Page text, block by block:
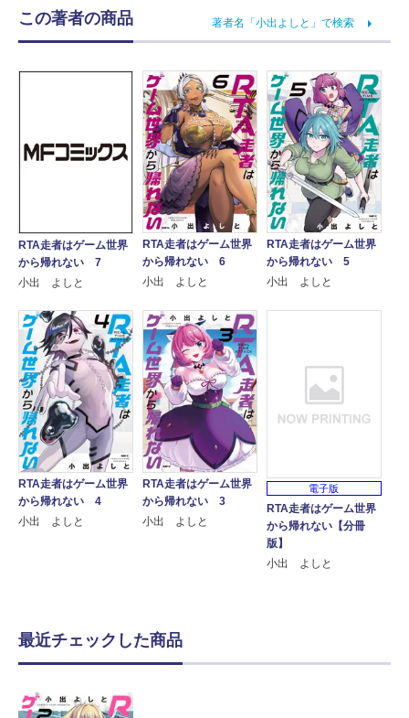
この著者の商品 著者名「小出よしと」で検索
RTA走者はゲーム世界
から帰れない 7
小出 よしと
RTA走者はゲーム世界
から帰れない 6
小出 よしと
RTA走者はゲーム世界
から帰れない 5
小出 よしと
RTA走者はゲーム世界
から帰れない 4
小出 よしと
RTA走者はゲーム世界
から帰れない 3
小出 よしと
電子版
RTA走者はゲーム世界
から帰れない【分冊
版】
小出 よしと
最近チェックした商品